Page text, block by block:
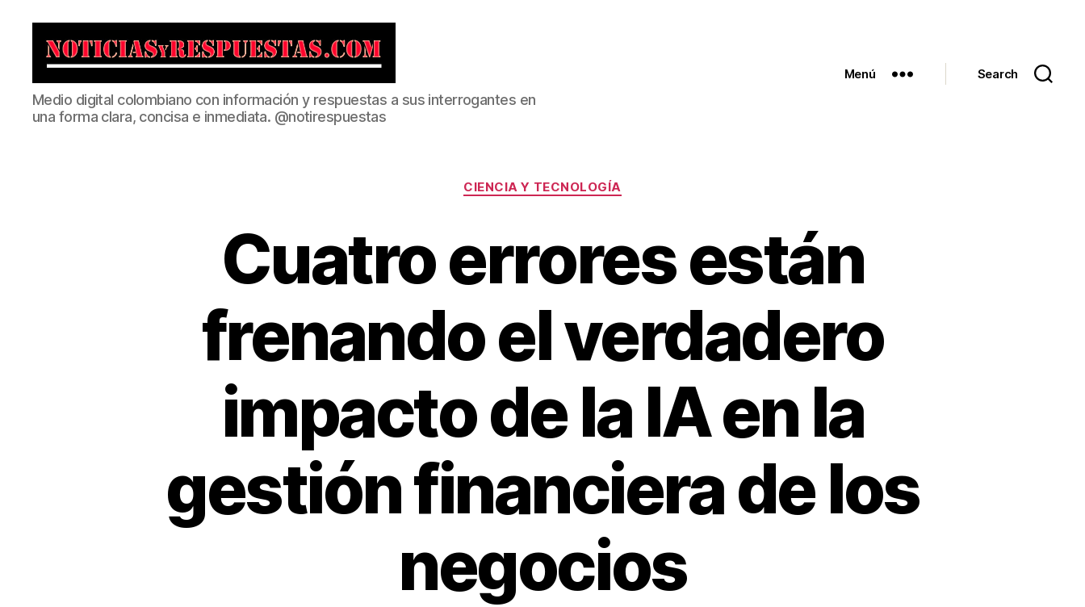
Noticias
y
Respuestas
Medio digital colombiano con información y respuestas a sus interrogantes en
una forma clara, concisa e inmediata. @notirespuestas
Menú Search
Categorías
CIENCIA Y TECNOLOGÍA
Cuatro errores están
frenando el verdadero
impacto de la IA en la
gestión financiera de los
negocios